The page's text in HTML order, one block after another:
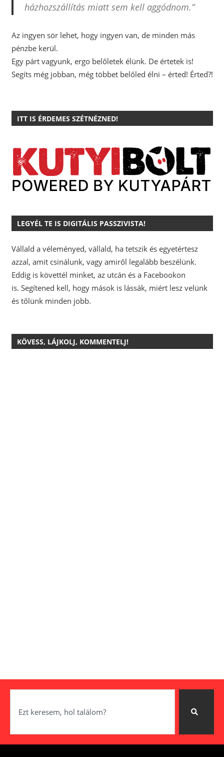
házhozszállítás miatt sem kell aggódnom.”
Az ingyen sör lehet, hogy ingyen van, de minden más
pénzbe kerül.
Egy párt vagyunk, ergo belőletek élünk. De értetek is!
Segíts még jobban, még többet belőled élni – érted! Érted?!
ITT IS ÉRDEMES SZÉTNÉZNED!
LEGYÉL TE IS DIGITÁLIS PASSZIVISTA!
Vállald a véleményed, vállald, ha tetszik és egyetértesz
azzal, amit csinálunk, vagy amiről legalább beszélünk.
Eddig is követtél minket, az utcán és a Facebookon
is. Segítened kell, hogy mások is lássák, miért lesz velünk
és tőlünk minden jobb.
KÖVESS, LÁJKOLJ, KOMMENTELJ!